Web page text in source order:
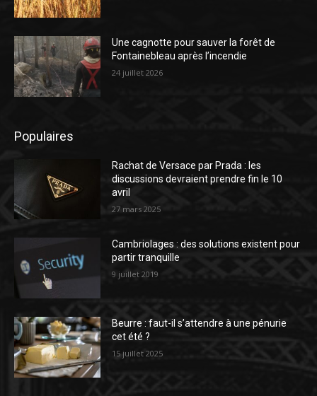
Une cagnotte pour sauver la forêt de
Fontainebleau après l’incendie
24 juillet 2026
Populaires
Rachat de Versace par Prada : les
discussions devraient prendre fin le 10
avril
27 mars 2025
Cambriolages : des solutions existent pour
partir tranquille
9 juillet 2019
Beurre : faut-il s’attendre à une pénurie
cet été ?
15 juillet 2025